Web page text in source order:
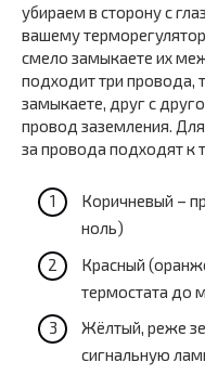
убираем в сторону с
вашему
смело замыкаете их
подходит три провода,
замыкаете, друг с
провод заземления.
за провода подходят к
Коричневый –
ноль)
Красный
термостата до
Жёлтый, реже
сигнальную